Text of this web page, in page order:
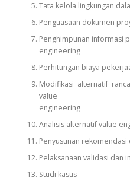
Tata kelola lingkungan
Penguasaan dokumen
Penghimpunan informasi
engineering
Perhitungan biaya
Modifikasi alternatif
value
engineering
Analisis alternatif value
Penyusunan
Pelaksanaan validasi dan
Studi kasus